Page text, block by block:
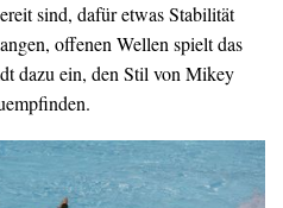
sind, dafür etwas Stabilität
offenen Wellen spielt das
dazu ein, den Stil von Mikey